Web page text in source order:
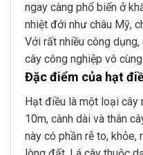
ngay càng phổ biến ở
nhiệt đới như châu Mỹ,
Với rất nhiều công
cây công nghiệp vô
Đặc điểm của hạt
Hạt điều là một loại
10m, cành dài và thân
này có phần rễ to, khỏe,